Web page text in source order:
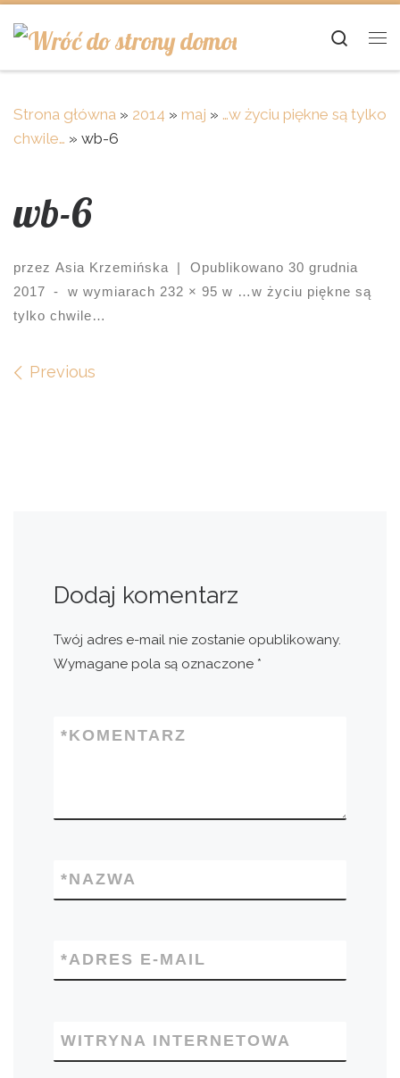
Skip to content
Strona główna » 2014 » maj » …w życiu piękne są tylko
chwile… » wb-6
wb-6
przez Asia Krzemińska | Opublikowano 30 grudnia
2017
- w wymiarach 232 × 95 w …w życiu piękne są
tylko chwile…
Images navigation
Previous
Dodaj komentarz
Twój adres e-mail nie zostanie opublikowany.
Wymagane pola są oznaczone *
KOMENTARZ
*
NAZWA
*
ADRES E-MAIL
*
WITRYNA INTERNETOWA